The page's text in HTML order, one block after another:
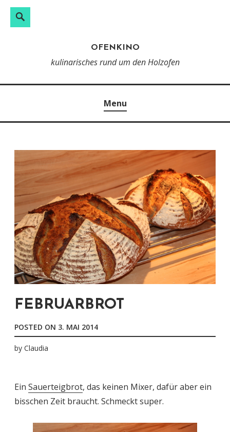
Search
OFENKINO
kulinarisches rund um den Holzofen
Menu
FEBRUARBROT
POSTED ON 3. MAI 2014
by Claudia
Ein Sauerteigbrot, das keinen Mixer, dafür aber ein
bisschen Zeit braucht. Schmeckt super.